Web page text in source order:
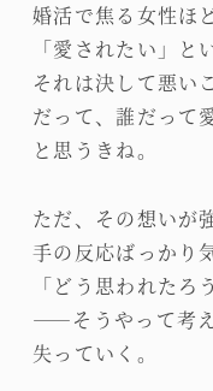
婚活で焦る女性ほ
「愛されたい」と
それは決して悪い
だって、誰だって
と思うきね。
ただ、その想いが
手の反応ばっかり
「どう思われたろ
――そうやって考
失っていく。